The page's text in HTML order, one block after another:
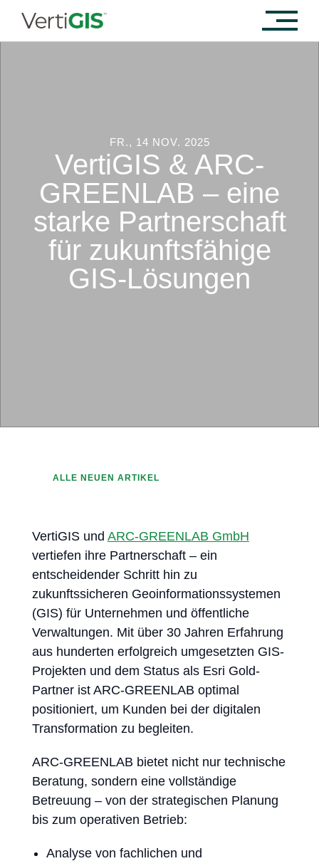
FR., 14 NOV. 2025
VertiGIS & ARC-
GREENLAB – eine
starke Partnerschaft
für zukunftsfähige
GIS-Lösungen
ALLE NEUEN ARTIKEL
VertiGIS und ARC-GREENLAB GmbH
vertiefen ihre Partnerschaft – ein
entscheidender Schritt hin zu
zukunftssicheren Geoinformationssystemen
(GIS) für Unternehmen und öffentliche
Verwaltungen. Mit über 30 Jahren Erfahrung
aus hunderten erfolgreich umgesetzten GIS-
Projekten und dem Status als Esri Gold-
Partner ist ARC-GREENLAB optimal
positioniert, um Kunden bei der digitalen
Transformation zu begleiten.
ARC-GREENLAB bietet nicht nur technische
Beratung, sondern eine vollständige
Betreuung – von der strategischen Planung
bis zum operativen Betrieb:
Analyse von fachlichen und